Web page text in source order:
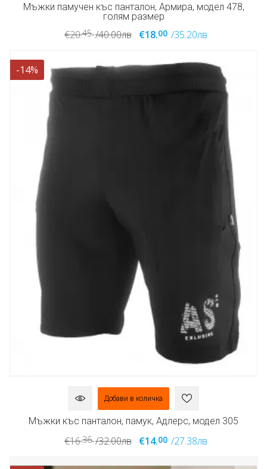
Мъжки памучен къс панталон, Армира, модел 478,
голям размер
€20.45 /40.00лв €18.00 /35.20лв
-14%
Добави в количка
Мъжки къс панталон, памук, Адлерс, модел 305
€16.36 /32.00лв €14.00 /27.38лв